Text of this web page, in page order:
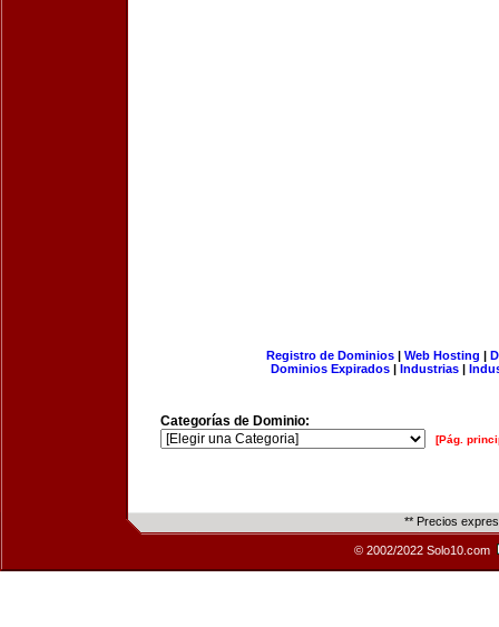
Registro de Dominios| Web Hosting |
Dominios Expirados | Industrias |
Categorías de Dominio:
[Pág.
** Precios
© 2002/2022 Solo10.com